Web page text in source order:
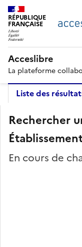
RÉPUBLIQUE
FRANÇAISE
Acceslibre
La plateforme
Liste des
Rechercher
En cours de